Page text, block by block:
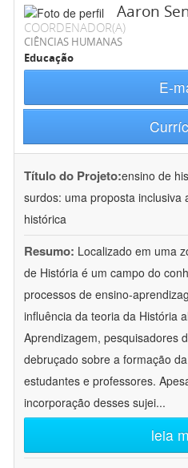
Aaron
COORDENADOR(A)
CIÊNCIAS HUMANAS
Educação
E-
Título do Projeto:ensino de
surdos: uma proposta inclusiva
histórica
Resumo: Localizado em uma
de História é um campo do
processos de ensino-
influência da teoria da História
Aprendizagem, pesquisadores
debruçado sobre a formação
estudantes e professores.
incorporação desses sujei...
leia